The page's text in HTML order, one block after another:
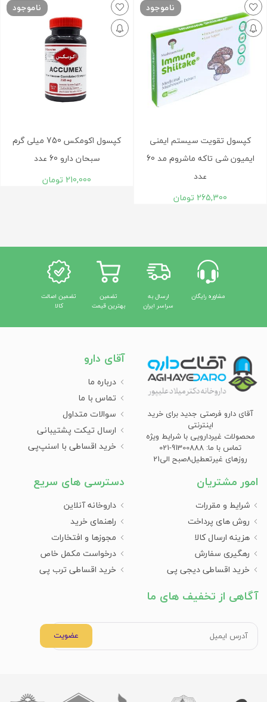
ناموجود
کپسول تقویت سیستم ایمنی
ایمیون شی تاکه ماشروم مد 60
عدد
265,300 تومان
ناموجود
کپسول اکومکس 750 میلی گرم
سبحان دارو 60 عدد
210,000 تومان
مشاوره رایگان
ارسال به
سراسر ایران
تضمین
بهترین قیمت
تضمین اصالت
کالا
آقای دارو فرصتی جدید برای خرید
اینترنتی
محصولات غیردارویی با شرایط ویژه
تماس با ما: 91300888-021
روزهای غیرتعطیل8صبح الی21
آقای دارو
درباره ما
تماس با ما
سوالات متداول
ارسال تیکت پشتیبانی
خرید اقساطی با اسنپ‌پی
امور مشتریان
شرایط و مقررات
روش های پرداخت
هزینه ارسال کالا
رهگیری سفارش
خرید اقساطی دیجی پی
دسترسی های سریع
داروخانه آنلاین
راهنمای خرید
مجوزها و افتخارات
درخواست مکمل خاص
خرید اقساطی ترب پی
آگاهی از تخفیف های ما
عضویت